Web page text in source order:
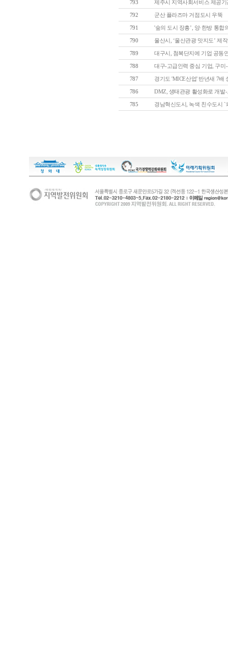
793 제주시 지역사회서비스 제공기
792 군산 플라즈마 거점도시 우뚝
791 '숲의 도시 장흥’, 양·한방 통합
790 울산시, ‘울산관광 맛지도’ 제
789 대구시, 첨복단지에 기업 공동
788 대구-고급인력 중심 기업, 구미
787 경기도 'MICE산업' 반년새 7배
786 DMZ, 생태관광 활성화로 개발
785 경남혁신도시, 녹색 친수도시